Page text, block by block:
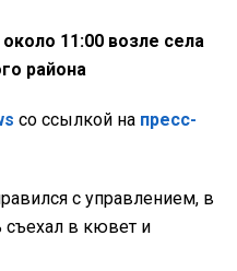
11:00 возле села
района
со ссылкой на пресс-
с управлением, в
съехал в кювет и